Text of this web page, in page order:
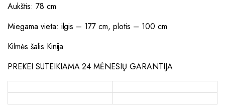
Aukštis: 78 cm
Miegama vieta: ilgis – 177 cm, plotis – 100 cm
Kilmės šalis Kinija
PREKEI SUTEIKIAMA 24 MĖNESIŲ GARANTIJA